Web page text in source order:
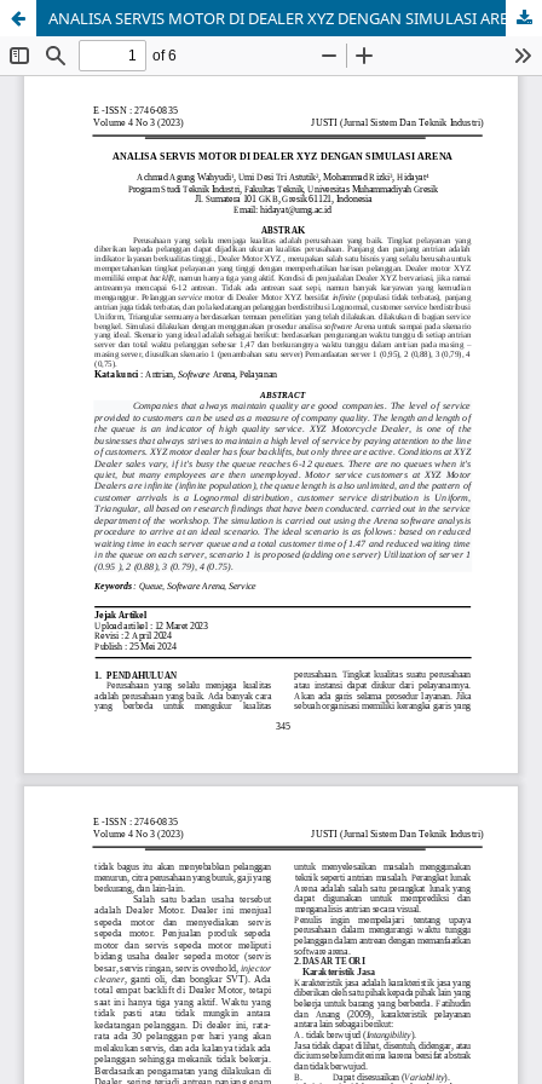
ANALISA SERVIS MOTOR DI DEALER XYZ DENGAN SIMULASI ARENA